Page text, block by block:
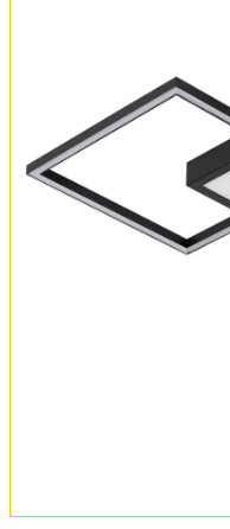
Установка
Отзывы